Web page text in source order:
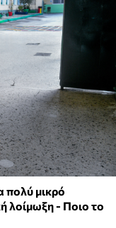
πολύ μικρό
λοίμωξη - Ποιο το